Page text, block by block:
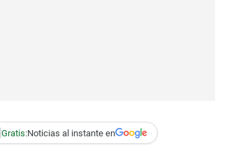
Gratis:Noticias al instante en